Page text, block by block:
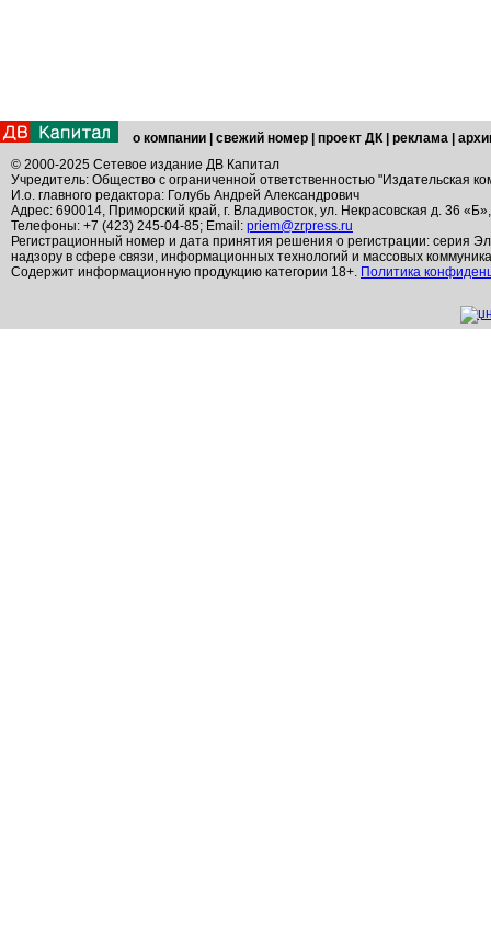
о компании свежий номер проект ДК реклама
© 2000-2025 Сетевое издание ДВ Капитал
Учредитель: Общество с ограниченной ответственностью "Издательская
И.о. главного редактора: Голубь Андрей Александрович
Адрес: 690014, Приморский край, г. Владивосток, ул. Некрасовская д. 36
Телефоны: +7 (423) 245-04-85; Email: priem@zrpress.ru
Регистрационный номер и дата принятия решения о регистрации: серия
надзору в сфере связи, информационных технологий и массовых
Содержит информационную продукцию категории 18+. Политика